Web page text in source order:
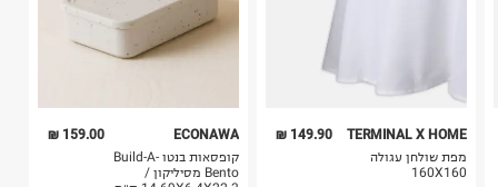
159.00 ₪
ECONAWA
קופסאות בנטו Build-A-
Bento מסיליקון /
149.90 ₪
TERMINAL X HOME
מפת שולחן עגולה
160X160